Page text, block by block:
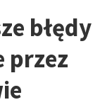
błędy
przez